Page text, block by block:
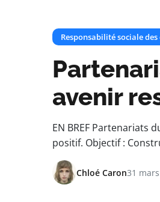
Responsabilité sociale
avenir
EN BREF Partenariats
positif. Objectif :
Chloé Caron31